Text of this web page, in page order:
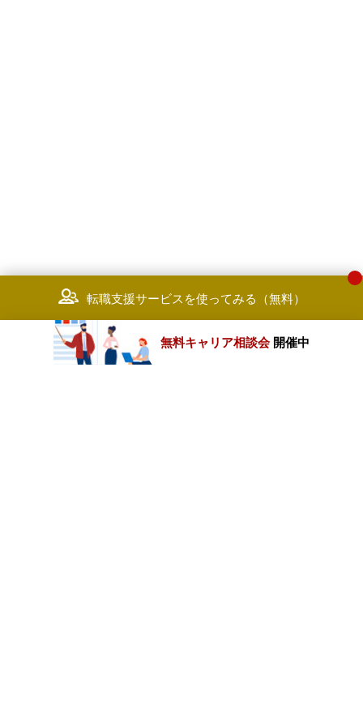
転職支援サービスを使ってみる（無料）
無料キャリア相談会 開催中